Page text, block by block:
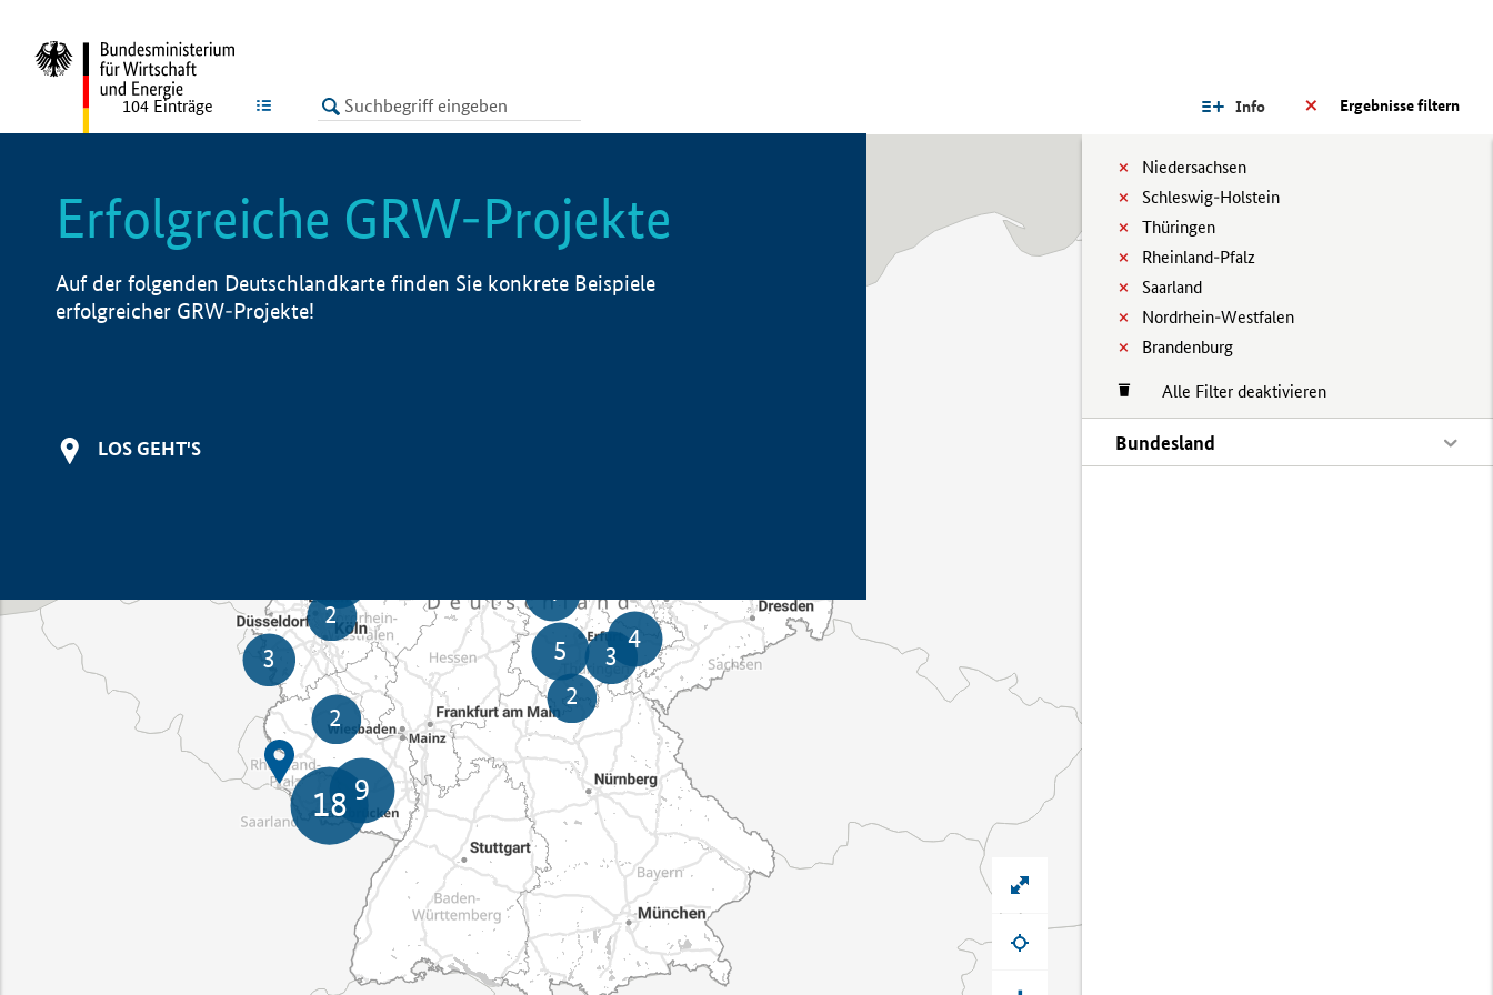
LISTE Ergebnisse filtern
Info
Niedersachsen
Schleswig-Holstein
Thüringen
Rheinland-Pfalz
Saarland
Nordrhein-Westfalen
Brandenburg
Alle Filter deaktivieren
Bundesland
104 Einträge
Erfolgreiche GRW-Projekte
Auf der folgenden Deutschlandkarte finden Sie konkrete Beispiele
erfolgreicher GRW-Projekte!
LOS GEHT'S